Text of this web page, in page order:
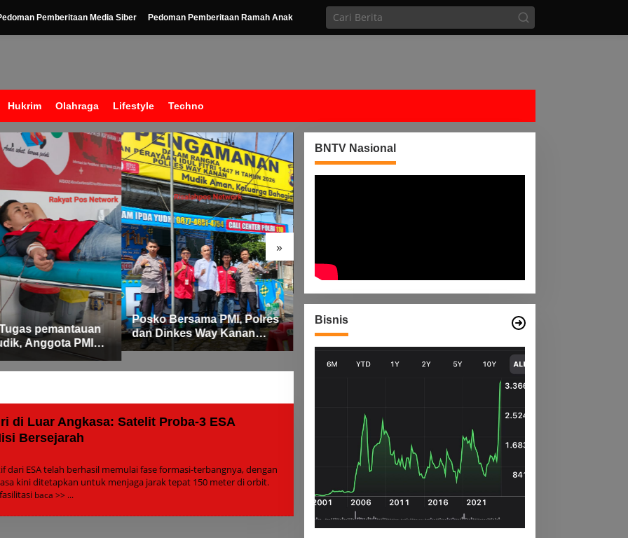
Pemberitaan Media Siber Pedoman Pemberitaan Ramah Anak
Hukrim Olahraga Lifestyle Techno
»
Bersama PMI, Polres
Way Kanan
Arus Lalu Lintas,
Ramai Lancar
Gema Takbir
Berkumandang Di Iringi
Dengan Ratusan Obor
Terangi Langit Banjit,
Rayakan Kemenangan Idul
Fitri 1447 H
Silaturahmi dan Santunan
Jelang Idul Fitri di Way
Pawai Obor Semarakkan
Malam Takbir Sambut Hari
M, Di Kampung Simpang
di Luar Angkasa: Satelit Proba-3 ESA
Bersejarah
dari ESA telah berhasil memulai fase formasi-terbangnya, dengan
kini ditetapkan untuk menjaga jarak tepat 150 meter di orbit.
baca >>
BNTV Nasional
Bisnis